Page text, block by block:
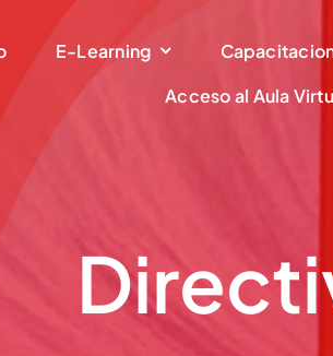
E-Learning
Acceso al Aula